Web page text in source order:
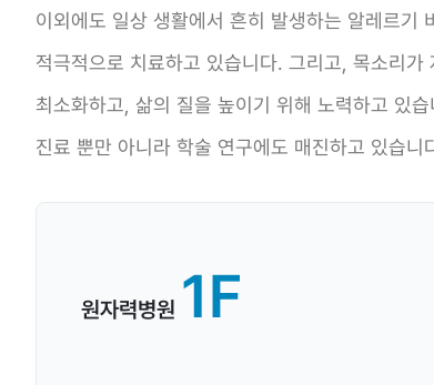
이외에도 일상 생활에서 흔히 발생하는 알레르
적극적으로 치료하고 있습니다. 그리고, 목소리
최소화하고, 삶의 질을 높이기 위해 노력하고 있
진료 뿐만 아니라 학술 연구에도 매진하고 있습
원자력병원 1F